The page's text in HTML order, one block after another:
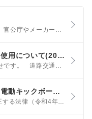
使用に注意が必要な製品に関する情報が、官公庁やメーカー等のサイトに掲載されています。以下のような製品や事例に心当たりがある場合には、ぜひご確認ください。 また、楽天市場でご注文の商品が届かない・破損しているなどの場合には、楽天あんしんショッピングサービスをご利用ください。
自転車用ヘルメットの着用と安全な使用について(2024/4/15更新)
東京都生活文化スポーツ局からのお知らせです。 道路交通法の改正により、自転車利用時のヘルメット着用が全年齢で努力義務となったことを踏まえ、東京都は今年度、東京都商品等安全対策協議会において「自転車用ヘルメットの着用と安全な使用」に関する検討を行いました。このたび、協議会の報告書を踏まえて、自転車用ヘルメットに関するリーフレットがまとめられました。
特定小型原動機付自転車（いわゆる電動キックボードまたは電動バイク等）の安全な利用について（2023/8/3更新）
令和5年7月1日、道路交通法の一部を改正する法律（令和4年法律第32号）のうち、特定小型原動機付自転車（いわゆる電動キックボードまたは電動バイク等）の交通方法等に関する規定が施行されました。 特定小型原動機付自転車に該当する電動キックボード等の運転者が守るべき交通ルールは以下のとおりですので、ルールを正しく理解し、遵守しましょう。